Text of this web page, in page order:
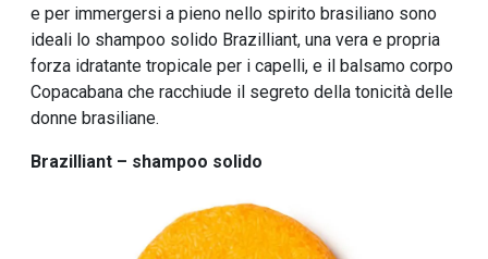
e per immergersi a pieno nello spirito brasiliano sono
ideali lo shampoo solido Brazilliant, una vera e propria
forza idratante tropicale per i capelli, e il balsamo corpo
Copacabana che racchiude il segreto della tonicità delle
donne brasiliane.
Brazilliant – shampoo solido